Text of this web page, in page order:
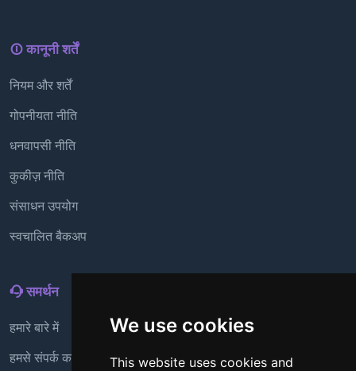
We use cookies
This website uses cookies and
कानूनी शर्तें
नियम और शर्तें
गोपनीयता नीति
धनवापसी नीति
कुकीज़ नीति
संसाधन उपयोग
स्वचालित बैकअप
समर्थन
हमारे बारे में
हमसे संपर्क करें